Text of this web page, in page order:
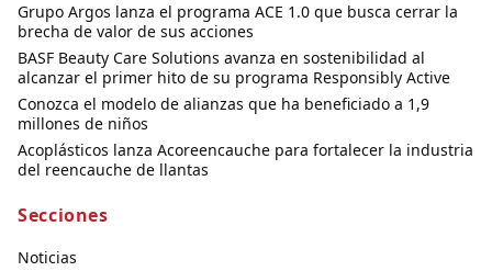
Grupo Argos lanza el programa ACE 1.0 que busca cerrar la
brecha de valor de sus acciones
BASF Beauty Care Solutions avanza en sostenibilidad al
alcanzar el primer hito de su programa Responsibly Active
Conozca el modelo de alianzas que ha beneficiado a 1,9
millones de niños
Acoplásticos lanza Acoreencauche para fortalecer la industria
del reencauche de llantas
Secciones
Noticias